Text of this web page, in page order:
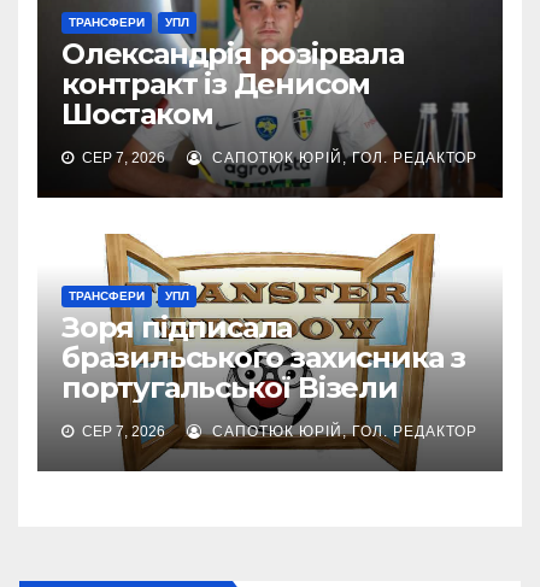
ТРАНСФЕРИ УПЛ
Олександрія розірвала
контракт із Денисом
Шостаком
СЕР 7, 2026 САПОТЮК ЮРІЙ, ГОЛ. РЕДАКТОР
ТРАНСФЕРИ УПЛ
Зоря підписала
бразильського захисника з
португальської Візели
СЕР 7, 2026 САПОТЮК ЮРІЙ, ГОЛ. РЕДАКТОР